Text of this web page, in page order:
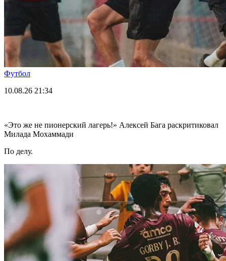
Футбол
10.08.26 21:34
«Это же не пионерский лагерь!» Алексей Бага раскритиковал
Милада Мохаммади
По делу.